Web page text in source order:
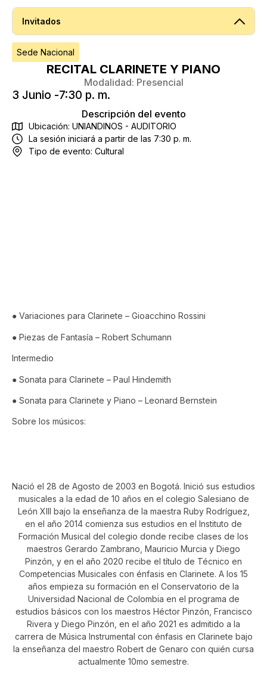
Invitados
Sede Nacional
RECITAL CLARINETE Y PIANO
Modalidad: Presencial
3 Junio -7:30 p. m.
Descripción del evento
Ubicación: UNIANDINOS - AUDITORIO
La sesión iniciará a partir de las 7:30 p. m.
Tipo de evento: Cultural
● Variaciones para Clarinete – Gioacchino Rossini
● Piezas de Fantasía – Robert Schumann
Intermedio
● Sonata para Clarinete – Paul Hindemith
● Sonata para Clarinete y Piano – Leonard Bernstein
Sobre los músicos:
Nació el 28 de Agosto de 2003 en Bogotá. Inició sus estudios
musicales a la edad de 10 años en el colegio Salesiano de
León XIII bajo la enseñanza de la maestra Ruby Rodríguez,
en el año 2014 comienza sus estudios en el Instituto de
Formación Musical del colegio donde recibe clases de los
maestros Gerardo Zambrano, Mauricio Murcia y Diego
Pinzón, y en el año 2020 recibe el título de Técnico en
Competencias Musicales con énfasis en Clarinete. A los 15
años empieza su formación en el Conservatorio de la
Universidad Nacional de Colombia en el programa de
estudios básicos con los maestros Héctor Pinzón, Francisco
Rivera y Diego Pinzón, en el año 2021 es admitido a la
carrera de Música Instrumental con énfasis en Clarinete bajo
la enseñanza del maestro Robert de Genaro con quién cursa
actualmente 10mo semestre.